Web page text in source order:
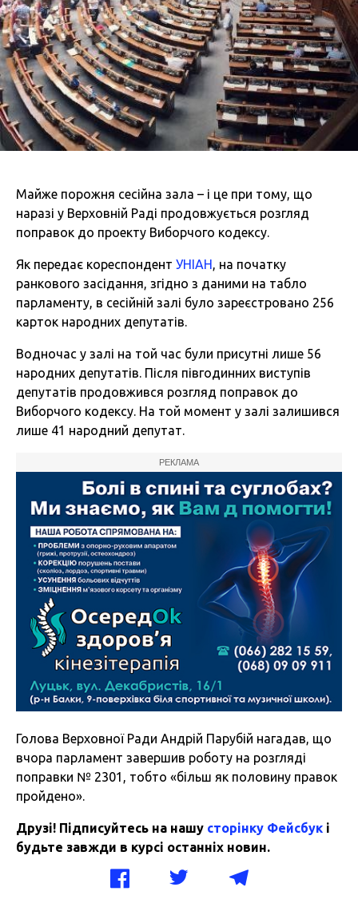
Майже порожня сесійна зала – і це при тому, що
наразі у Верховній Раді продовжується розгляд
поправок до проекту Виборчого кодексу.
Як передає кореспондент УНІАН, на початку
ранкового засідання, згідно з даними на табло
парламенту, в сесійній залі було зареєстровано 256
карток народних депутатів.
Водночас у залі на той час були присутні лише 56
народних депутатів. Після півгодинних виступів
депутатів продовжився розгляд поправок до
Виборчого кодексу. На той момент у залі залишився
лише 41 народний депутат.
РЕКЛАМА
Голова Верховної Ради Андрій Парубій нагадав, що
вчора парламент завершив роботу на розгляді
поправки № 2301, тобто «більш як половину правок
пройдено».
Друзі! Підписуйтесь на нашу сторінку Фейсбук і
будьте завжди в курсі останніх новин.